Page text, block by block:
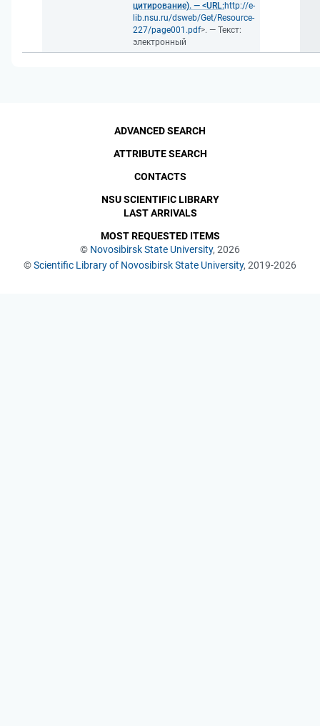
цитирование). — <URL:http://e-
lib.nsu.ru/dsweb/Get/Resource-
227/page001.pdf>. — Текст:
электронный
© Novosibirsk State University, 2026
©Scientific Library of Novosibirsk State University, 2019-2026
ADVANCED SEARCH
ATTRIBUTE SEARCH
CONTACTS
NSU SCIENTIFIC LIBRARY
LAST ARRIVALS
MOST REQUESTED ITEMS